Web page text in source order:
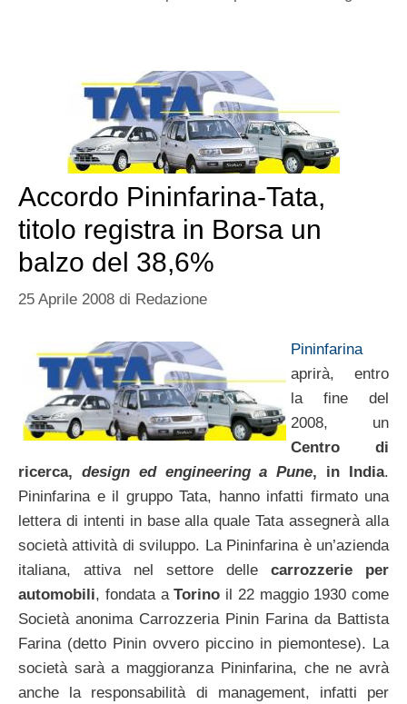
Accordo Pininfarina-Tata,
titolo registra in Borsa un
balzo del 38,6%
25 Aprile 2008 di Redazione
Pininfarina
aprirà, entro
la fine del
2008, un
Centro di
ricerca, design ed engineering a Pune, in India.
Pininfarina e il gruppo Tata, hanno infatti firmato una
lettera di intenti in base alla quale Tata assegnerà alla
società attività di sviluppo. La Pininfarina è un’azienda
italiana, attiva nel settore delle carrozzerie per
automobili, fondata aTorino il 22 maggio 1930 come
Società anonima Carrozzeria Pinin Farina da Battista
Farina (detto Pinin ovvero piccino in piemontese). La
società sarà a maggioranza Pininfarina, che ne avrà
anche la responsabilità di management, infatti per